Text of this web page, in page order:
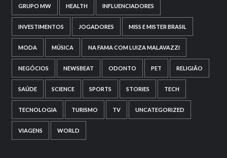
GRUPO MW HEALTH INFLUENCIADORES
INVESTIMENTOS JOGADORES MISS E MISTER BRASIL
MODA MÚSICA NA FAMA COM LUIZA MALAVAZZI
NEGÓCIOS NEWSBEAT ODONTO PET RELIGIÃO
SAÚDE SCIENCE SPORTS STORIES TECH
TECNOLOGIA TURISMO TV UNCATEGORIZED
VIAGENS WORLD